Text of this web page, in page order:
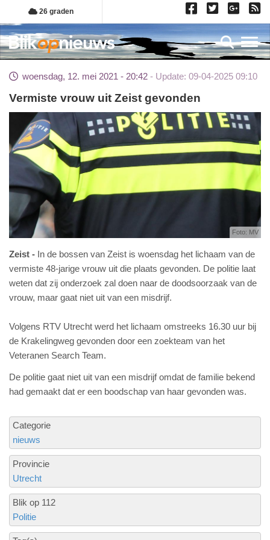
Overslaan
en
naar
de
gaan
26 graden
woensdag, 12. mei 2021 - 20:42 Update: 09-04-2025 09:10
Vermiste vrouw uit Zeist gevonden
Foto: MV
Zeist
In de bossen van Zeist is woensdag het lichaam van de
vermiste 48-jarige vrouw uit die plaats gevonden. De politie laat
weten dat zij onderzoek zal doen naar de doodsoorzaak van de
vrouw, maar gaat niet uit van een misdrijf.
Volgens RTV Utrecht werd het lichaam omstreeks 16.30 uur bij
de Krakelingweg gevonden door een zoekteam van het
Veteranen Search Team.
De politie gaat niet uit van een misdrijf omdat de familie bekend
had gemaakt dat er een boodschap van haar gevonden was.
Categorie
nieuws
Provincie
Utrecht
Blik op 112
Politie